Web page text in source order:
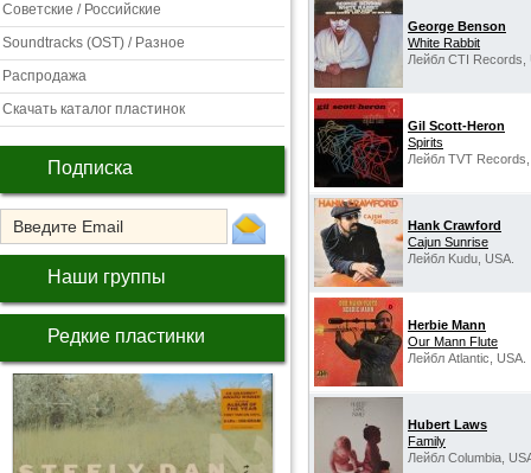
Советские / Российские
Soundtracks (OST) / Разное
Распродажа
Скачать каталог пластинок
Подписка
Наши группы
Редкие пластинки
George Benson
White Rabbit
Лейбл CTI Records,
Gil Scott-Heron
Spirits
Лейбл TVT
Hank Crawford
Cajun Sunrise
Лейбл Kudu, USA.
Herbie Mann
Our Mann Flute
Лейбл Atlantic, USA.
Hubert Laws
Family
Лейбл Columbia,